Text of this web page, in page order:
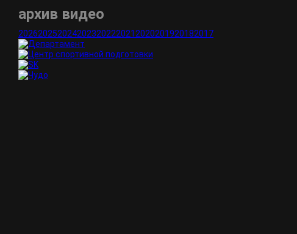
архив видео
202620252024202320222021 2020201920182017